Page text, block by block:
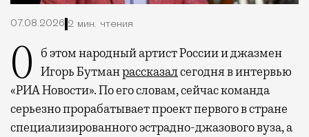
07.08.2026 2 мин. чтения
Об этом народный артист России и джазмен Игорь Бутманрассказалсегодня в интервью
«РИА Новости». По его словам, сейчас команда
серьезно прорабатывает проект первого в стране
специализированного эстрадно-джазового вуза, а